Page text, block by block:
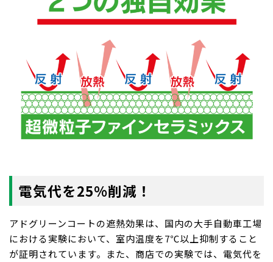
電気代を25%削減！
アドグリーンコートの遮熱効果は、国内の大手自動車工場
における実験において、室内温度を7℃以上抑制すること
が証明されています。また、商店での実験では、電気代を